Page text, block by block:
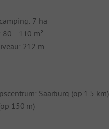
7 ha
80 - 110 m²
212 m
Saarburg (op 1.5 km)
150 m)